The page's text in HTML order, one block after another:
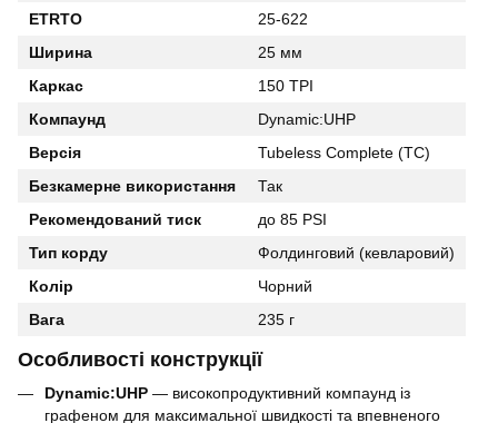
ETRTO
25-622
Ширина
25 мм
Каркас
150 TPI
Компаунд
Dynamic:UHP
Версія
Tubeless Complete (TC)
Безкамерне використання
Так
Рекомендований тиск
до 85 PSI
Тип корду
Фолдинговий (кевларовий)
Колір
Чорний
Вага
235 г
Особливості конструкції
Dynamic:UHP — високопродуктивний компаунд із
графеном для максимальної швидкості та впевненого